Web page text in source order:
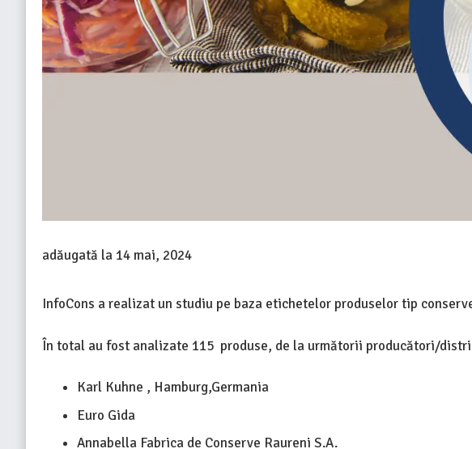
adăugată la 14 mai, 2024
InfoCons a realizat un studiu pe baza etichetelor produselor tip
În total au fost analizate 115 produse, de la următorii producători/
Karl Kuhne , Hamburg,Germania
Euro Gida
Annabella Fabrica de Conserve Raureni S.A.